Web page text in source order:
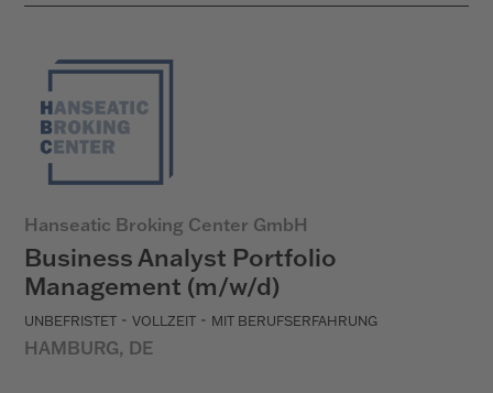
Hanseatic Broking Center GmbH
Business Analyst Portfolio
Management (m/w/d)
UNBEFRISTET -VOLLZEIT - MIT BERUFSERFAHRUNG
HAMBURG, DE